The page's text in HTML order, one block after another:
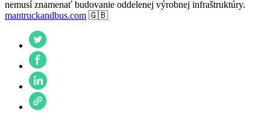
nemusí znamenať budovanie oddelenej výrobnej infraštruktúry.
mantruckandbus.com 🇬🇧